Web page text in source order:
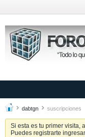
dabtgn suscripciones
Si esta es tu primer visita,
Puedes registrarte